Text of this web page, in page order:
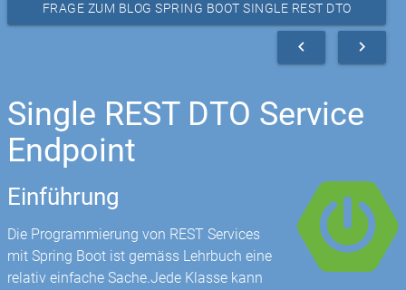
FRAGE ZUM BLOG SPRING BOOT SINGLE REST DTO
navigate_next
navigate_before
Single REST DTO Service
Endpoint
Einführung
Die Programmierung von REST Services
mit Spring Boot ist gemäss Lehrbuch eine
relativ einfache Sache.Jede Klasse kann